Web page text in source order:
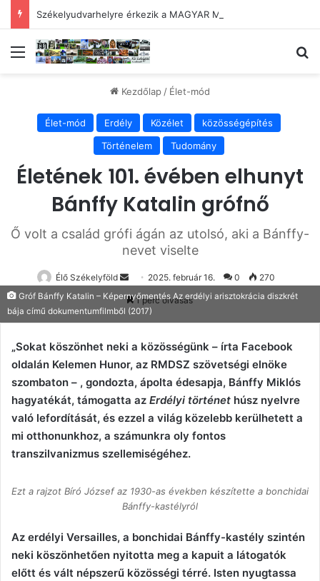
Székelyudvarhelyre érkezik a MAGYAR MENYASSZONY
Menü
Kezdőlap/ Élet-mód
Élet-mód Erdély Közélet
közösségépítés
Történelem
Tudomány
Életének 101. évében elhunyt
Bánffy Katalin grófnő
Ő volt a család grófi ágán az utolsó, aki a Bánffy-
nevet viselte
Élő Székelyföld
Send
an
email
2025. február 16. 0 270
1 perc olvasás
Gróf Bánffy Katalin – Képernyőmentés Az erdélyi arisztokrácia diszkrét
bája című dokumentumfilmből (2017)
„Sokat köszönhet neki a közösségünk – írta Facebook
oldalán Kelemen Hunor, az RMDSZ szövetségi elnöke
szombaton – , gondozta, ápolta édesapja, Bánffy Miklós
hagyatékát, támogatta az Erdélyi történet húsz nyelvre
való lefordítását, és ezzel a világ közelebb kerülhetett a
mi otthonunkhoz, a számunkra oly fontos
transzilvanizmus szellemiségéhez.
Ezt a rajzot Bíró József az 1930-as években készítette a bonchidai
Bánffy-kastélyról
Az erdélyi Versailles, a bonchidai Bánffy-kastély szintén
neki köszönhetően nyitotta meg a kapuit a látogatók
előtt és vált népszerű közösségi térré. Isten nyugtassa